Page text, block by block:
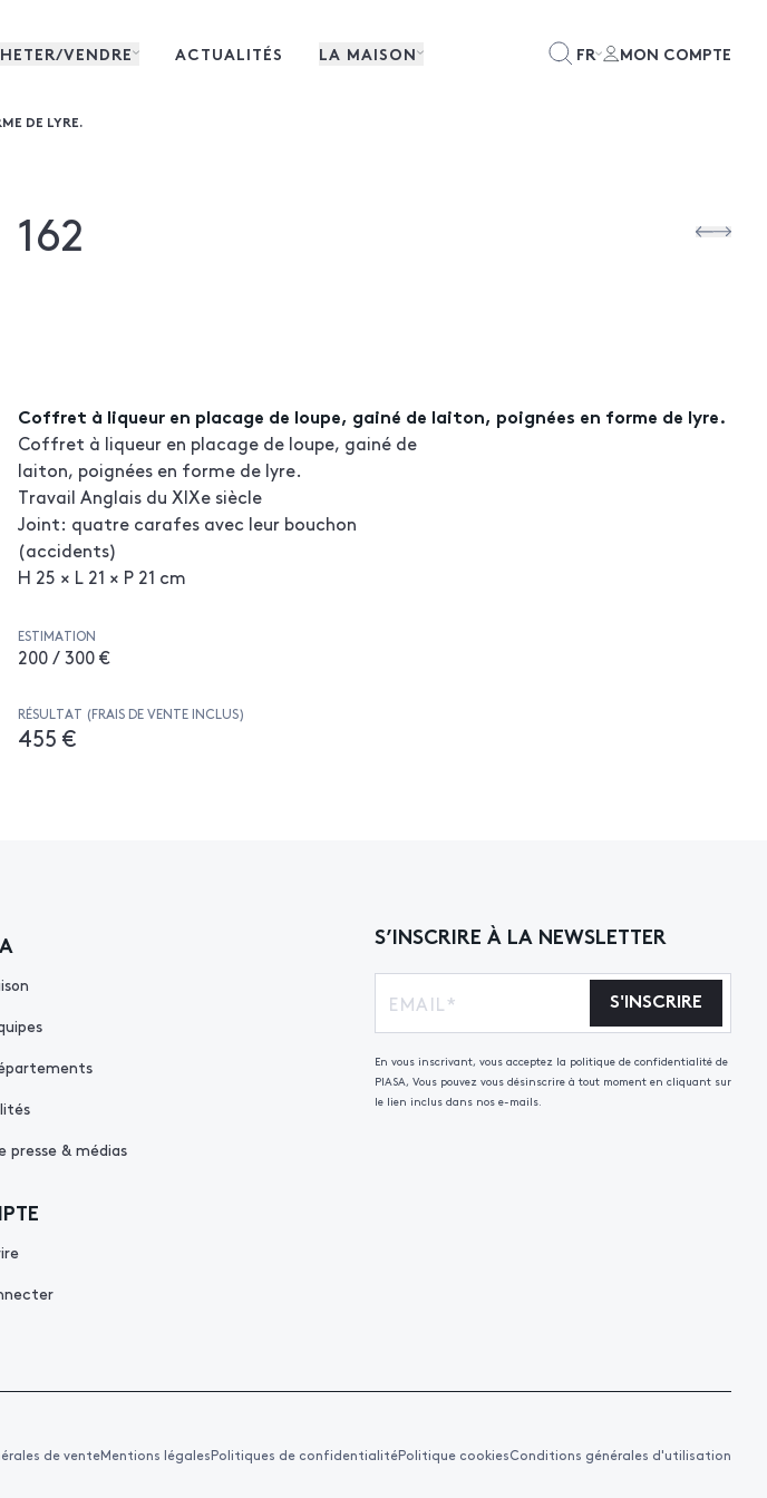
VENDRE ACTUALITÉS LA MAISON FR MON COMPTE
DE LYRE.
162
Coffret à liqueur en placage de loupe, gainé de laiton, poignées en forme de lyre.
Coffret à liqueur en placage de loupe, gainé de
laiton, poignées en forme de lyre.
Travail Anglais du XIXe siècle
Joint: quatre carafes avec leur bouchon
(accidents)
H 25 × L 21 × P 21 cm
ESTIMATION
200 / 300 €
RÉSULTAT (FRAIS DE VENTE INCLUS)
455 €
presse & médias
S’INSCRIRE À LA NEWSLETTER
S'INSCRIRE
En vous inscrivant, vous acceptez la politique de confidentialité de
PIASA, Vous pouvez vous désinscrire à tout moment en cliquant sur
le lien inclus dans nos e-mails.
de venteMentions légalesPolitiques de confidentialitéPolitique cookiesConditions générales d'utilisation